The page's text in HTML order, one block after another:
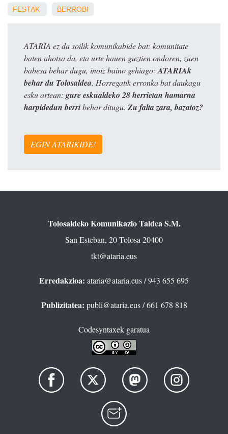
FESTAK BERROBI
ATARIA ez da soilik komunikabide bat: komunitate
baten ahotsa da, eta urte hauen guztien ondoren, zuen
babesa behar dugu, inoiz baino gehiago:ATARIAk
behar du Tolosaldea. Horregatik erronka bat daukagu
esku artean: gure eskualdeko 28 herrietan hamarna
harpidedun berribehar ditugu. Zu falta zara, bazatoz?
EGIN ATARIKIDE!
Tolosaldeko Komunikazio Taldea S.M.
San Esteban, 20 Tolosa 20400
tkt@ataria.eus
Erredakzioa: ataria@ataria.eus/ 943 655 695
Publizitatea: publi@ataria.eus/ 661 678 818
Codesyntaxek garatua